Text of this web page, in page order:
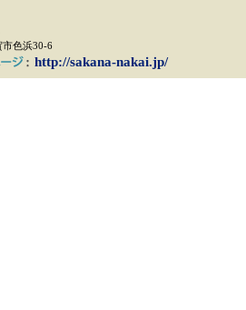
市色浜30-6
http://sakana-nakai.jp/